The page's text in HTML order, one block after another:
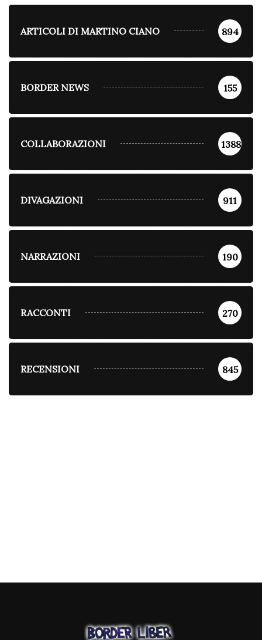
ARTICOLI DI MARTINO CIANO 894
BORDER NEWS 155
COLLABORAZIONI 1388
DIVAGAZIONI 911
NARRAZIONI 190
RACCONTI 270
RECENSIONI 845